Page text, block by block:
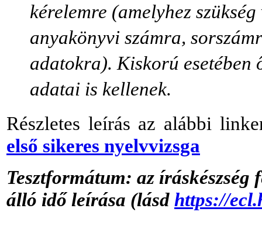
kérelemre (amelyhez
anyakönyvi számra,
adatokra). Kiskorú esetében
adatai is kellenek.
Részletes leírás az alábbi
első sikeres nyelvvizsga
Tesztformátum: az íráskészség
álló idő leírása (lásd https://